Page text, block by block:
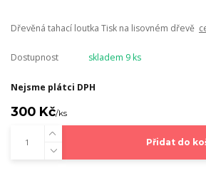
Dřevěná tahací loutka Tisk na lisovném dřevě
Dostupnost skladem 9 ks
Nejsme plátci DPH
300 Kč/ks
Přidat do